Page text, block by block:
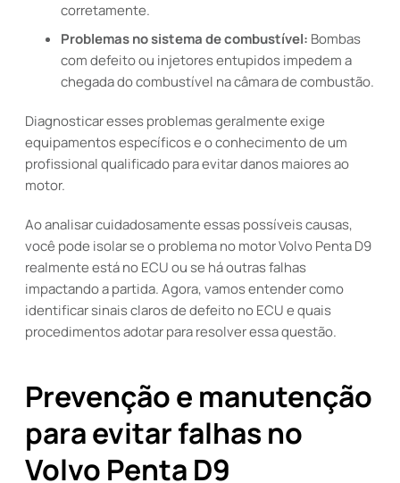
corretamente.
Problemas no sistema de combustível: Bombas
com defeito ou injetores entupidos impedem a
chegada do combustível na câmara de combustão.
Diagnosticar esses problemas geralmente exige
equipamentos específicos e o conhecimento de um
profissional qualificado para evitar danos maiores ao
motor.
Ao analisar cuidadosamente essas possíveis causas,
você pode isolar se o problema no motor Volvo Penta D9
realmente está no ECU ou se há outras falhas
impactando a partida. Agora, vamos entender como
identificar sinais claros de defeito no ECU e quais
procedimentos adotar para resolver essa questão.
Prevenção e manutenção
para evitar falhas no
Volvo Penta D9